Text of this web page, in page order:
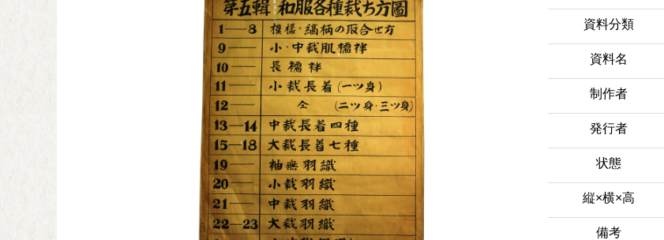
資料分類
資料名
制作者
発行者
状態
縦×横×高
備考